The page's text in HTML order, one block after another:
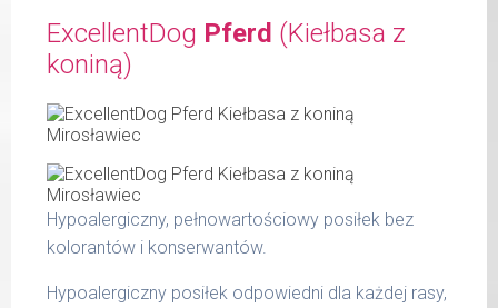
Szczegółowa analiza składu:
surowe białko 10,80 %
tłuszcz surowy 6,70 %
popiół surowy 2,00 %
włókno surowe 0,60 %
wilgotność 77,00 %
Produkty pochodzenia zwierzęcego zawarte
wymiona, wątroby oraz żwacze.
Hundewurst (Kiełbasa dla wzmocnienia)
waga
do 5
do 14
kg
300 g
kg
ExcellentDog Pferd (Kiełbasa z
koniną)
Hypoalergiczny, pełnowartościowy posiłek bez
kolorantów i konserwantów.
Hypoalergiczny posiłek odpowiedni dla każdej rasy,